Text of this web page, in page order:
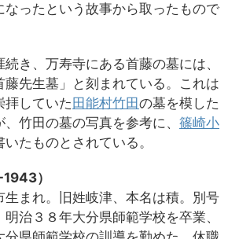
なったという故事から取ったもので
き、万寿寺にある首藤の墓には、
藤先生墓」と刻まれている。これは
拝していた田能村竹田 の墓を模した
竹田の墓の写真を参考に、 篠崎小
たものとされている。
）
生まれ。旧姓岐津、本名は積。別号
治３８年大分県師範学校を卒業、